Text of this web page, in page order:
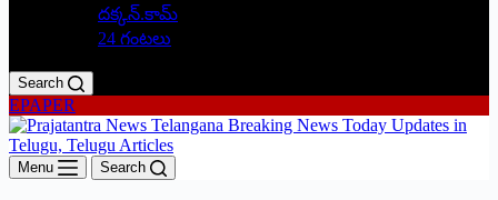
దక్కన్.కామ్
24 గంటలు
Search
EPAPER
Menu Search